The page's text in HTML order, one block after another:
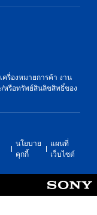
ครื่องหมายการค้า งาน
/หรือทรัพย์สินลิขสิทธิ์ของ
นโยบาย
คุกกี้
แผนที่
เว็บไซต์